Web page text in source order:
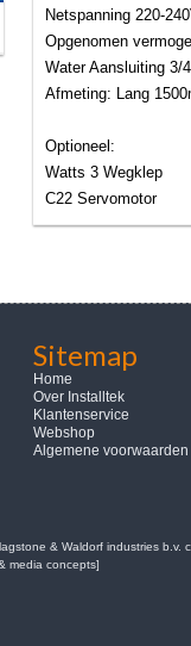
Netspanning 220-
Opgenomen
Water Aansluiting 3/
Afmeting: Lang
Optioneel:
Watts 3 Wegklep
C22 Servomotor
Sitemap
Home
Over Installtek
Klantenservice
Webshop
Algemene voorwaarden
& Waldorf industries b.v.
media concepts]